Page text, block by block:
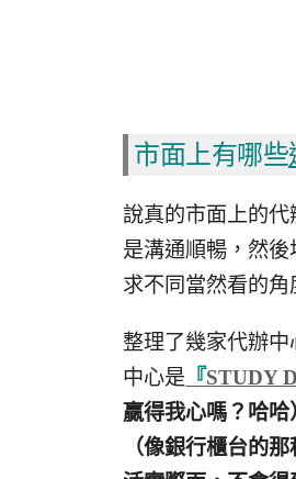
市面上有哪些
說真的市面上的
是溝通順暢，然
求不同當然看的角
整理了幾家代辦
中心是 『STUDY
贏得我心嗎？哈
（像銀行櫃台的